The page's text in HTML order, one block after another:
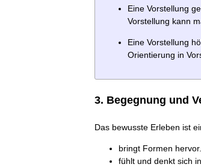
Eine Vorstellung
Vorstellung kann
Eine Vorstellung
Orientierung in
3. Begegnung und
Das bewusste Erleben ist
bringt Formen hervor.
fühlt und denkt sich